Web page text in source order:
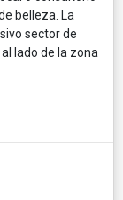
belleza. La
sector de
lado de la zona